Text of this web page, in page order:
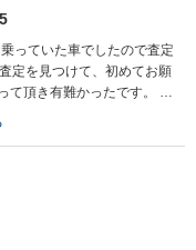
5
っていた車でしたので査定
定を見つけて、初めてお願
て頂き有難かったです。 車